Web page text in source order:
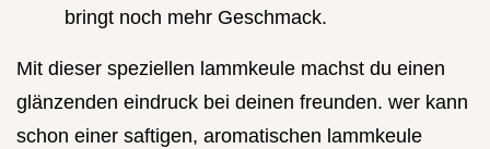
bringt noch mehr Geschmack.
Mit dieser speziellen lammkeule machst du einen
glänzenden eindruck bei deinen freunden. wer kann
schon einer saftigen, aromatischen lammkeule